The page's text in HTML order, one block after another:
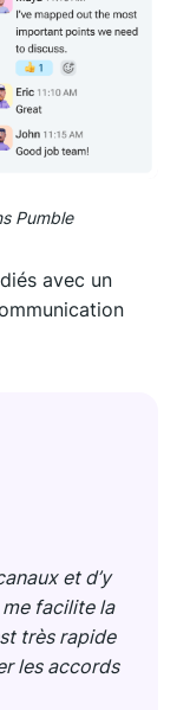
Pumble
avec un
et d’y
facilite la
très rapide
les accords